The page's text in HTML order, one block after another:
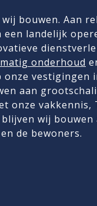
bouwen. Aan
landelijk
onderhoud
onze vestigingen
aan
onze vakkennis,
wij bouwen
de bewoners.